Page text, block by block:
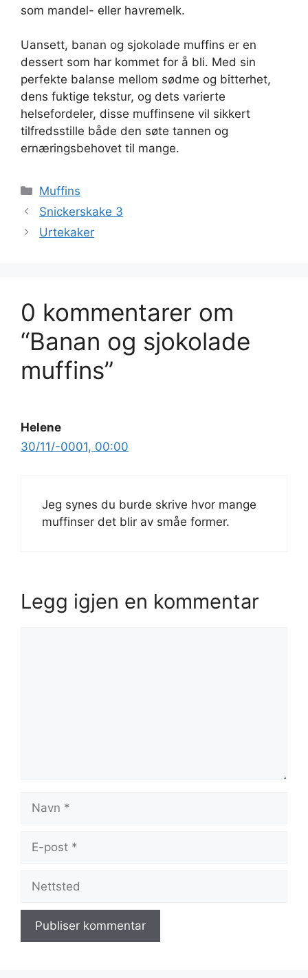
som mandel- eller havremelk.
Uansett, banan og sjokolade muffins er en
dessert som har kommet for å bli. Med sin
perfekte balanse mellom sødme og bitterhet,
dens fuktige tekstur, og dets varierte
helsefordeler, disse muffinsene vil sikkert
tilfredsstille både den søte tannen og
ernæringsbehovet til mange.
Kategorier
Muffins
Snickerskake 3
Urtekaker
0 kommentarer om
“Banan og sjokolade
muffins”
Helene
30/11/-0001, 00:00
Jeg synes du burde skrive hvor mange
muffinser det blir av småe former.
Legg igjen en kommentar
Navn
Nettsted